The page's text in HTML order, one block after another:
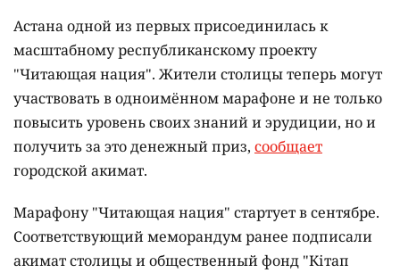
Астана одной из первых присоединилась к
масштабному республиканскому проекту
"Читающая нация". Жители столицы теперь могут
участвовать в одноимённом марафоне и не только
повысить уровень своих знаний и эрудиции, но и
получить за это денежный приз, сообщает
городской акимат.
Марафону "Читающая нация" стартует в сентябре.
Соответствующий меморандум ранее подписали
акимат столицы и общественный фонд "Кітап